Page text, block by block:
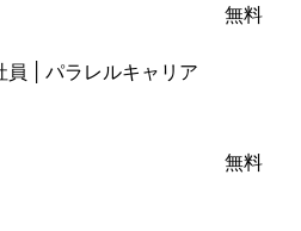
| パラレルキャリア
無料
無料